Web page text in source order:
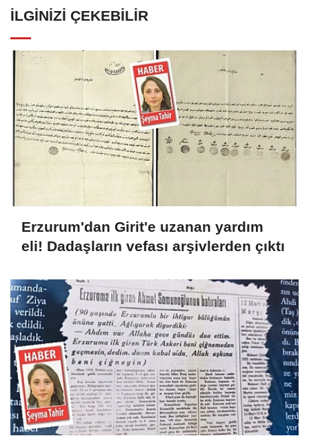
İLGINIZI ÇEKEBILIR
Erzurum'dan Girit'e uzanan yardım
eli! Dadaşların vefası arşivlerden çıktı